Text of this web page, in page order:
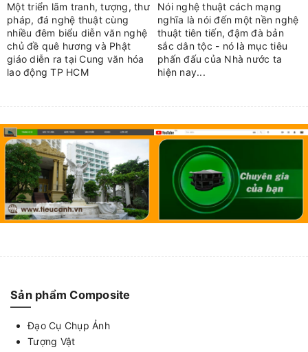
Một triển lãm tranh, tượng, thư
pháp, đá nghệ thuật cùng
nhiều đêm biểu diễn văn nghệ
chủ đề quê hương và Phật
giáo diễn ra tại Cung văn hóa
lao động TP HCM
Nói nghệ thuật cách mạng
nghĩa là nói đến một nền nghệ
thuật tiên tiến, đậm đà bản
sắc dân tộc - nó là mục tiêu
phấn đấu của Nhà nước ta
hiện nay...
Sản phẩm Composite
Đạo Cụ Chụp Ảnh
Tượng Vật